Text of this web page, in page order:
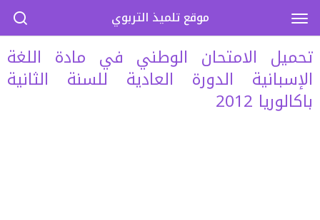
تحميل الامتحان الوطني في مادة اللغة
الإسبانية الدورة العادية للسنة الثانية
باكالوريا 2012
موقع تلميذ التربوي